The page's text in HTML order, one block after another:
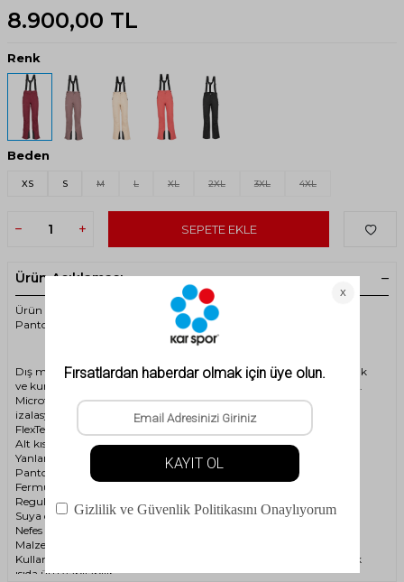
8.900,00 TL
Renk
Beden
XS S M L XL 2XL 3XL 4XL
SEPETE EKLE
Ürün Açıklaması
Ürün Kodu:2ASWASA0092023-2AS 2 asama Kadın Kayak
Pantolonu
Dış mekan aktivitesi sırasında ProTech teknolojisi ile konforlu sıcaklık
ve kuruluk için su geçirmeye karşı dayanıklı kumaştan üretilmiştir.
Microfill teknolojisi ile içerisinde bulunan dolgu maddesi yüksek ısı
izalasyonu sağlar.
FlexTec teknolojisi ile geniş hareket özgürlüğü sağlar.
Alt kısmında rüzgar patı bulunmaktadır.
Yanlarında 2 adet fermuarlı cep bulunmaktadır.
Pantolon paçlarında ayarlabilir fermuarları bulunmaktadır.
Fermuarlı el cepleri
Regular kesim
Suya dayanıklılık oranı: 10.000 mm
Nefes Alabilirlik oranı: 10.000 g/m
Malzeme: %95 Polyamide / %5 Spandex kumaş
Kullanım Yıkama Talimatı: 40 derece makinada yıkanabilir. Düşük
ısıda ütü yapılabilir.